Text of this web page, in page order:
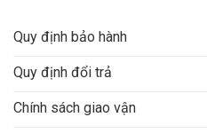
Quy định bảo hành
Quy định đổi trả
Chính sách giao vận